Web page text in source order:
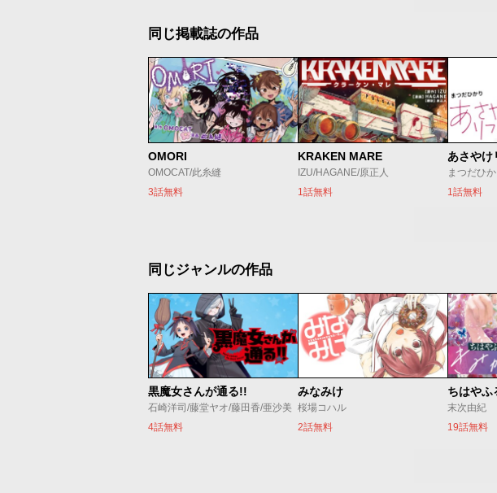
同じ掲載誌の作品
OMORI
OMOCAT/此糸縫
3話無料
KRAKEN MARE
IZU/HAGANE/原正人
1話無料
あさやけ
まつだひか
1話無料
同じジャンルの作品
黒魔女さんが通る!!
石崎洋司/藤堂ヤオ/藤田香/亜沙美
4話無料
みなみけ
桜場コハル
2話無料
ちはや
末次由紀
19話無料